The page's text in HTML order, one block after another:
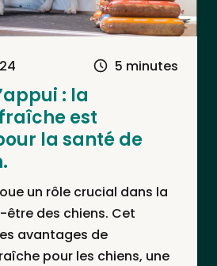
5 minutes
: la
est
la santé de
un rôle crucial dans la
des chiens. Cet
avantages de
pour les chiens, une